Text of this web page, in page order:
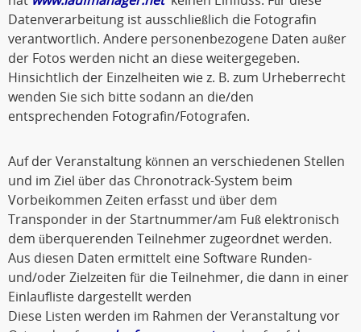
Datenverarbeitung ist ausschließlich die Fotografin
verantwortlich. Andere personenbezogene Daten außer
der Fotos werden nicht an diese weitergegeben.
Hinsichtlich der Einzelheiten wie z. B. zum Urheberrecht
wenden Sie sich bitte sodann an die/den
entsprechenden Fotografin/Fotografen.
Auf der Veranstaltung können an verschiedenen Stellen
und im Ziel über das Chronotrack-System beim
Vorbeikommen Zeiten erfasst und über dem
Transponder in der Startnummer/am Fuß elektronisch
dem überquerenden Teilnehmer zugeordnet werden.
Aus diesen Daten ermittelt eine Software Runden-
und/oder Zielzeiten für die Teilnehmer, die dann in einer
Einlaufliste dargestellt werden
Diese Listen werden im Rahmen der Veranstaltung vor